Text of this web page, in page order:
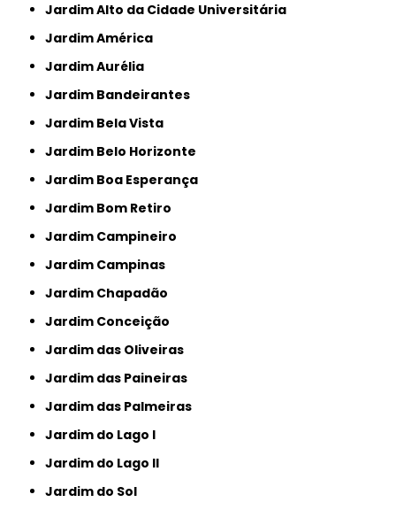
Jardim Alto da Cidade Universitária
Jardim América
Jardim Aurélia
Jardim Bandeirantes
Jardim Bela Vista
Jardim Belo Horizonte
Jardim Boa Esperança
Jardim Bom Retiro
Jardim Campineiro
Jardim Campinas
Jardim Chapadão
Jardim Conceição
Jardim das Oliveiras
Jardim das Paineiras
Jardim das Palmeiras
Jardim do Lago I
Jardim do Lago II
Jardim do Sol